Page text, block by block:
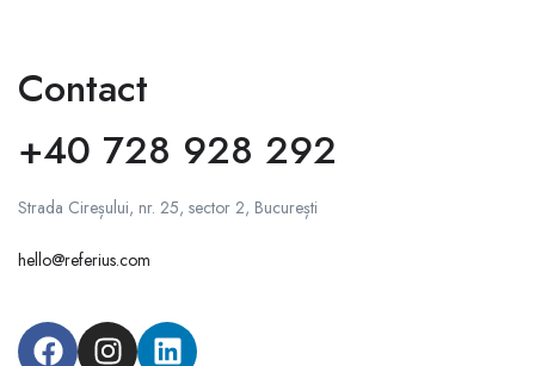
Contact
+40 728 928 292
Strada Cireșului, nr. 25, sector 2, București
hello@referius.com